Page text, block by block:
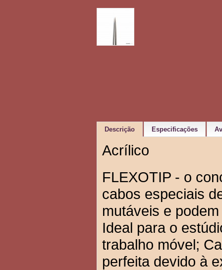
Descrição Especificações
Acrílico
FLEXOTIP - o
cabos especiais
mutáveis ​e
Ideal para o
trabalho móvel;
perfeita devido à